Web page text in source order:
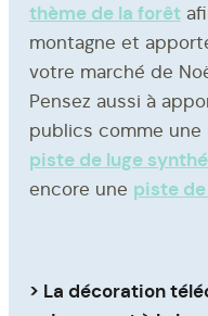
thème de la forêt
montagne et
votre marché de
Pensez aussi à
publics comme une
piste de luge
encore une piste
> La décoration